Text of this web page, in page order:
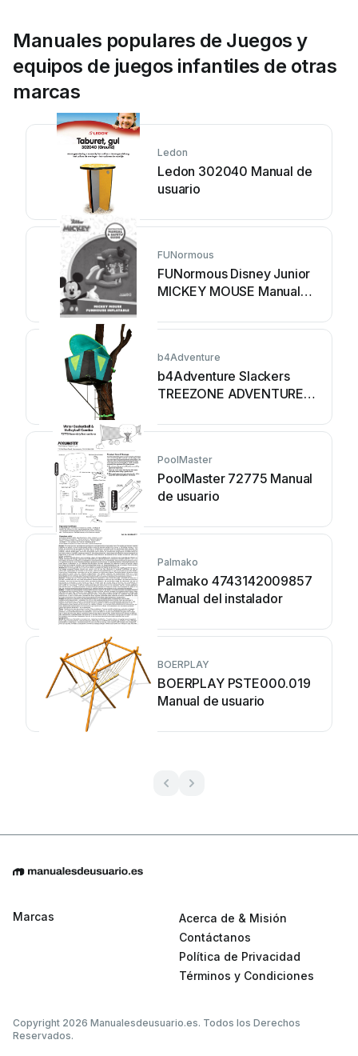
Manuales populares de Juegos y
equipos de juegos infantiles de otras
marcas
Ledon
Ledon 302040 Manual de
usuario
FUNormous
FUNormous Disney Junior
MICKEY MOUSE Manual
b4Adventure
b4Adventure Slackers
TREEZONE ADVENTURE
usuario
PoolMaster
PoolMaster 72775 Manual
de usuario
Palmako
Palmako 4743142009857
Manual del instalador
BOERPLAY
BOERPLAY PSTE000.019
Manual de usuario
Marcas
Acerca de & Misión
Contáctanos
Política de Privacidad
Términos y Condiciones
Copyright 2026 Manualesdeusuario.es. Todos los Derechos
Reservados.